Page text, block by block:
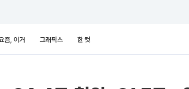
즘, 이거 그래픽스 한 컷